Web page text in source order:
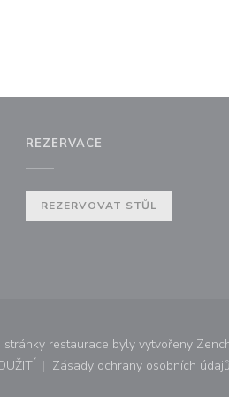
REZERVACE
REZERVOVAT STŮL
restaurace byly vytvořeny
se v novém okně))
Zásady ochrany osobních údajů
((otevře se v